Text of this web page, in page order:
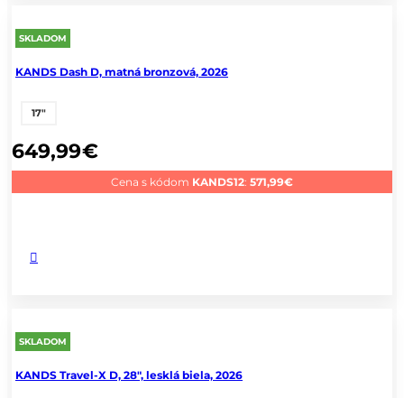
SKLADOM
KANDS Dash D, matná bronzová, 2026
17"
649,99€
Cena s kódom KANDS12: 571,99€
SKLADOM
KANDS Travel-X D, 28", lesklá biela, 2026